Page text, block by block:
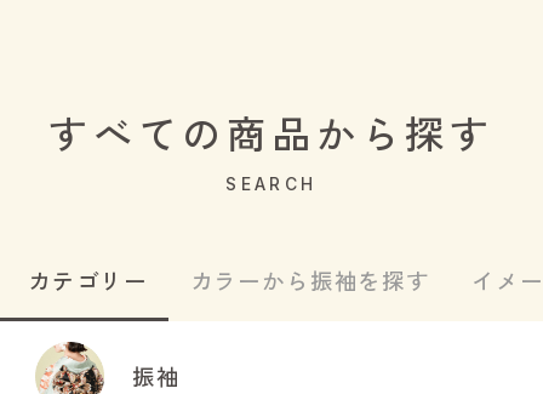
すべての商品から探す
SEARCH
カテゴリー カラーから振袖を探す イメ
振袖